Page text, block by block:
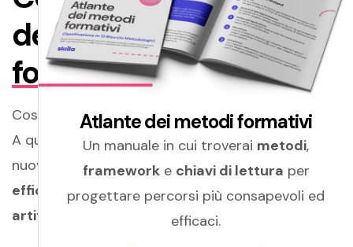
decine dimetodologie
formativepossibili?
Cosa rendeefficace l’apprendimento?
A queste domande, oggi se ne aggiunge una
nuova:
come far evolvere e rendere ancora più
efficace l’apprendimento con l’intelligenza
artificiale
Atlante dei metodi formativi
Un manuale in cui troverai metodi,
frameworke chiavi di lettura per
progettare percorsi più consapevoli ed
efficaci.